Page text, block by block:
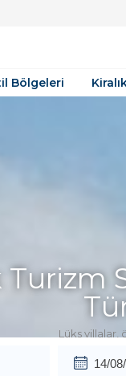
Bölgeleri
Giriş